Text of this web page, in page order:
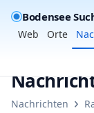
Bodensee
Web Orte
Nachrichten ›